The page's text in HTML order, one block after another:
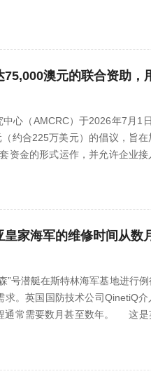
澳元的联合资助，
（AMCRC）于2026年7月1
约合225万美元）的倡议，旨
资金的形式运作，并允许企业接
家海军的维修时间从数
潜艇在斯特林海军基地进行例
求。英国国防技术公司QinetiQ
通常需要数月甚至数年。 这是